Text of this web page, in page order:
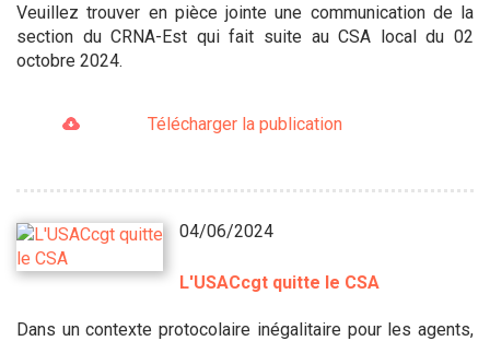
Veuillez trouver en pièce jointe une communication de la
section du CRNA-Est qui fait suite au CSA local du 02
octobre 2024.
Télécharger la publication
04/06/2024
L'USACcgt quitte le CSA
Dans un contexte protocolaire inégalitaire pour les agents,